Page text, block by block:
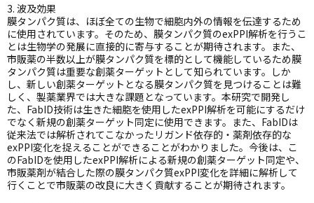
3. 波及効果
膜タンパク質は、ほぼ全ての生物で細胞内外の情報を伝達するため
に使用されています。そのため、膜タンパク質のexPPI解析を行うこ
とは生物学の発展に直接的に寄与することが期待されます。また、
市販薬の半数以上が膜タンパク質を標的として機能しているため膜
タンパク質は重要な創薬ターゲットとして知られています。しか
し、新しい創薬ターゲットとなる膜タンパク質を見つけることは難
しく、製薬業界では大きな課題となっています。本研究で開発し
た、FabID技術は生きた細胞を使用したexPPI解析を可能にするだけ
でなく新規の創薬ターゲット同定に使用できます。また、FabIDは
従来法では解析されてこなかったリガンド依存的・薬剤依存的な
exPPI変化を捉えることができることがわかりました。今後は、こ
のFabIDを使用したexPPI解析による新規の創薬ターゲット同定や、
市販薬剤が結合した際の膜タンパク質exPPI変化を詳細に解析して
行くことで市販薬の改良に大きく貢献することが期待されます。